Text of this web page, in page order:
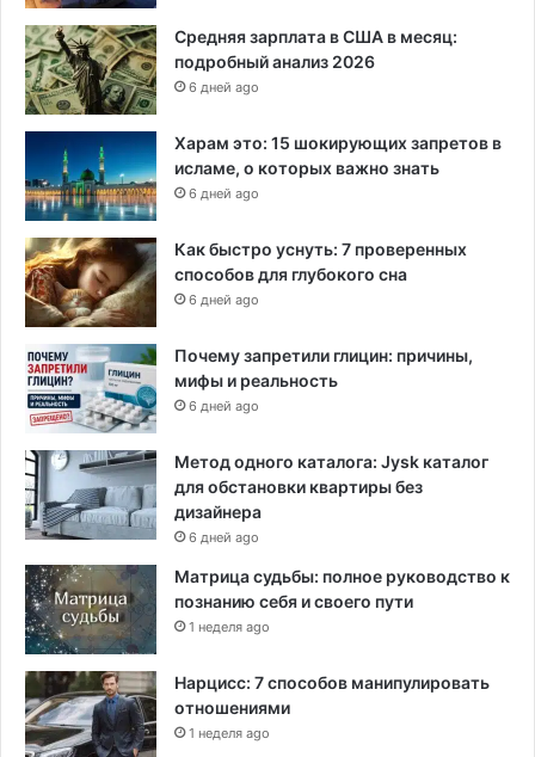
Средняя зарплата в США в месяц:
подробный анализ 2026
6 дней ago
Харам это: 15 шокирующих запретов в
исламе, о которых важно знать
6 дней ago
Как быстро уснуть: 7 проверенных
способов для глубокого сна
6 дней ago
Почему запретили глицин: причины,
мифы и реальность
6 дней ago
Метод одного каталога: Jysk каталог
для обстановки квартиры без
дизайнера
6 дней ago
Матрица судьбы: полное руководство к
познанию себя и своего пути
1 неделя ago
Нарцисс: 7 способов манипулировать
отношениями
1 неделя ago